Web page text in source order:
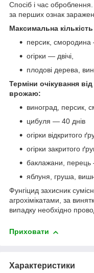
Спосіб і час
за перших ознак
Максимальна
персик,
огірки — двічі,
плодові дерева,
Терміни очікування
врожаю:
виноград, персик,
цибуля — 40 днів
огірки відкритого
огірки закритого
баклажани, перець
яблуня, груша,
Фунгіцид захисник
агрохімікатами, за
випадку необхідно
Приховати
Характеристики